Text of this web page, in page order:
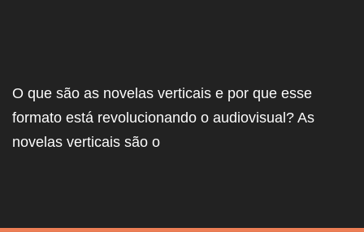
O que são as novelas verticais e por que esse
formato está revolucionando o audiovisual? As
novelas verticais são o